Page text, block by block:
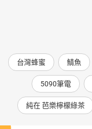
台灣蜂蜜 鯖魚
5090筆電
純在 芭樂檸檬綠茶